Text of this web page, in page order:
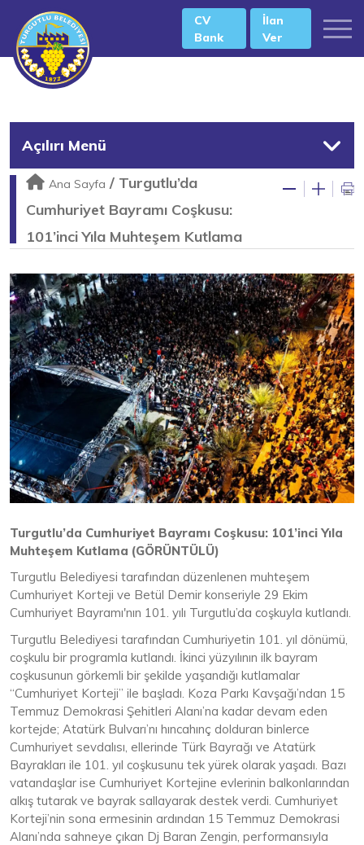
CV
Bank
İlan
Ver
Açılırı Menü
Ana Sayfa / Turgutlu’da
Cumhuriyet Bayramı Coşkusu:
101’inci Yıla Muhteşem Kutlama
Turgutlu’da Cumhuriyet Bayramı Coşkusu: 101’inci Yıla
Muhteşem Kutlama (GÖRÜNTÜLÜ)
Turgutlu Belediyesi tarafından düzenlenen muhteşem
Cumhuriyet Korteji ve Betül Demir konseriyle 29 Ekim
Cumhuriyet Bayramı'nın 101. yılı Turgutlu’da coşkuyla kutlandı.
Turgutlu Belediyesi tarafından Cumhuriyetin 101. yıl dönümü,
coşkulu bir programla kutlandı. İkinci yüzyılının ilk bayram
coşkusunun görkemli bir şekilde yaşandığı kutlamalar
“Cumhuriyet Korteji” ile başladı. Koza Parkı Kavşağı’ndan 15
Temmuz Demokrasi Şehitleri Alanı’na kadar devam eden
kortejde; Atatürk Bulvarı’nı hıncahınç dolduran binlerce
Cumhuriyet sevdalısı, ellerinde Türk Bayrağı ve Atatürk
Bayrakları ile 101. yıl coşkusunu tek yürek olarak yaşadı. Bazı
vatandaşlar ise Cumhuriyet Kortejine evlerinin balkonlarından
alkış tutarak ve bayrak sallayarak destek verdi. Cumhuriyet
Korteji’nin sona ermesinin ardından 15 Temmuz Demokrasi
Alanı’nda sahneye çıkan Dj Baran Zengin, performansıyla